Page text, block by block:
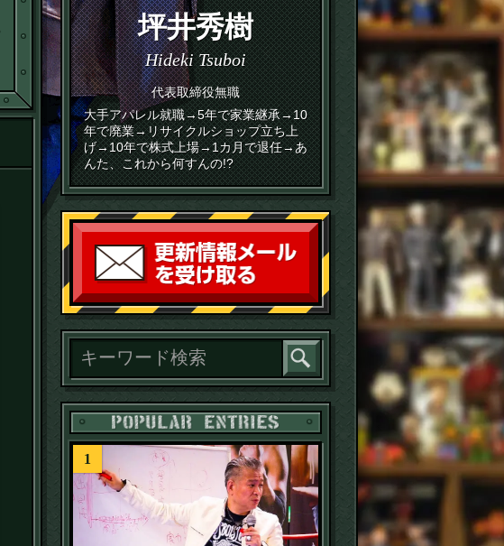
坪井秀樹
Hideki Tsuboi
代表取締役無職
大手アパレル就職→5年で家業継承→10
年で廃業→リサイクルショップ立ち上
げ→10年で株式上場→1カ月で退任→あ
んた、これから何すんの!?
読者登録
POPULAR ENTRIES
1